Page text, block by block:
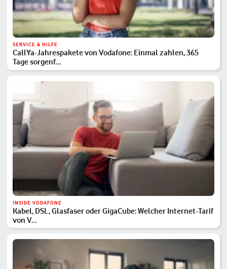
SERVICE & HILFE
CallYa-Jahrespakete von Vodafone: Einmal zahlen, 365
Tage sorgenf…
INSIDE VODAFONE
Kabel, DSL, Glasfaser oder GigaCube: Welcher Internet-Tarif
von V…